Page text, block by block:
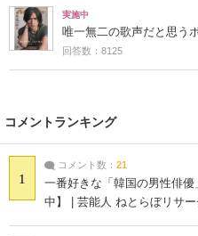
実施中
唯一無二の歌声だと思う
回答数：8125
コメントランキング
1
コメント数： 21
一番好きな「韓国の男性俳
中】 | 芸能人 ねとらぼリサー